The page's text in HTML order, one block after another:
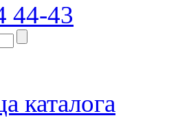
44-43
каталога